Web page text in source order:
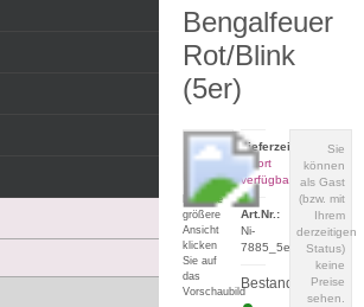
Bengalfeuer
Rot/Blink
(5er)
Für eine
größere
Ansicht
klicken
Sie auf
das
Vorschaubild
Sie
können
als Gast
(bzw. mit
Ihrem
derzeitigen
Status)
keine
Preise
sehen.
Lieferzeit:
sofort
verfügbar
Art.Nr.:
Ni-
7885_5er
Bestand: